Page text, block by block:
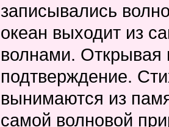
записывались
океан выходит из
волнами. Открывая
подтверждение.
вынимаются из
самой волновой